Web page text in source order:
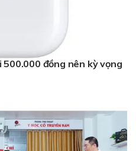
đồng nên kỳ vọng